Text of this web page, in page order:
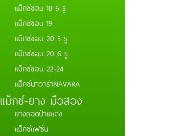
แม็กซ์ขอบ 18 6 รู
แม็กซ์ขอบ 19
แม็กซ์ขอบ 20 5 รู
แม็กซ์ขอบ 20 6 รู
แม็กซ์ขอบ 22-24
แม็กซ์นาวาร่าNAVARA
แม็กซ์-ยาง มือสอง
ยางถอดป้ายแดง
แม็กซ์แฟชั่น